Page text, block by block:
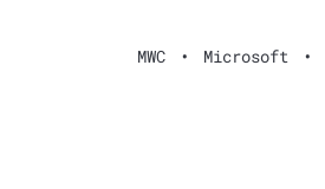
MWC • Microsoft •